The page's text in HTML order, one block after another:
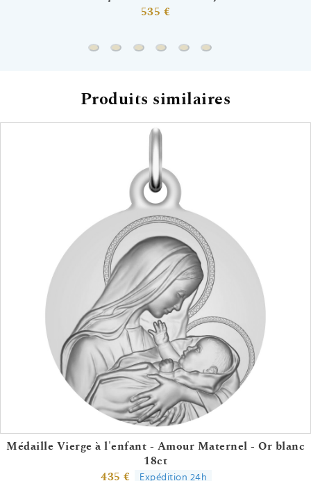
535 €
Produits similaires
Médaille Vierge à l'enfant - Amour Maternel - Or blanc
18ct
435 €
Expédition 24h